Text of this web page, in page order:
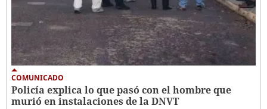
COMUNICADO
Policía explica lo que pasó con el hombre que
murió en instalaciones de la DNVT